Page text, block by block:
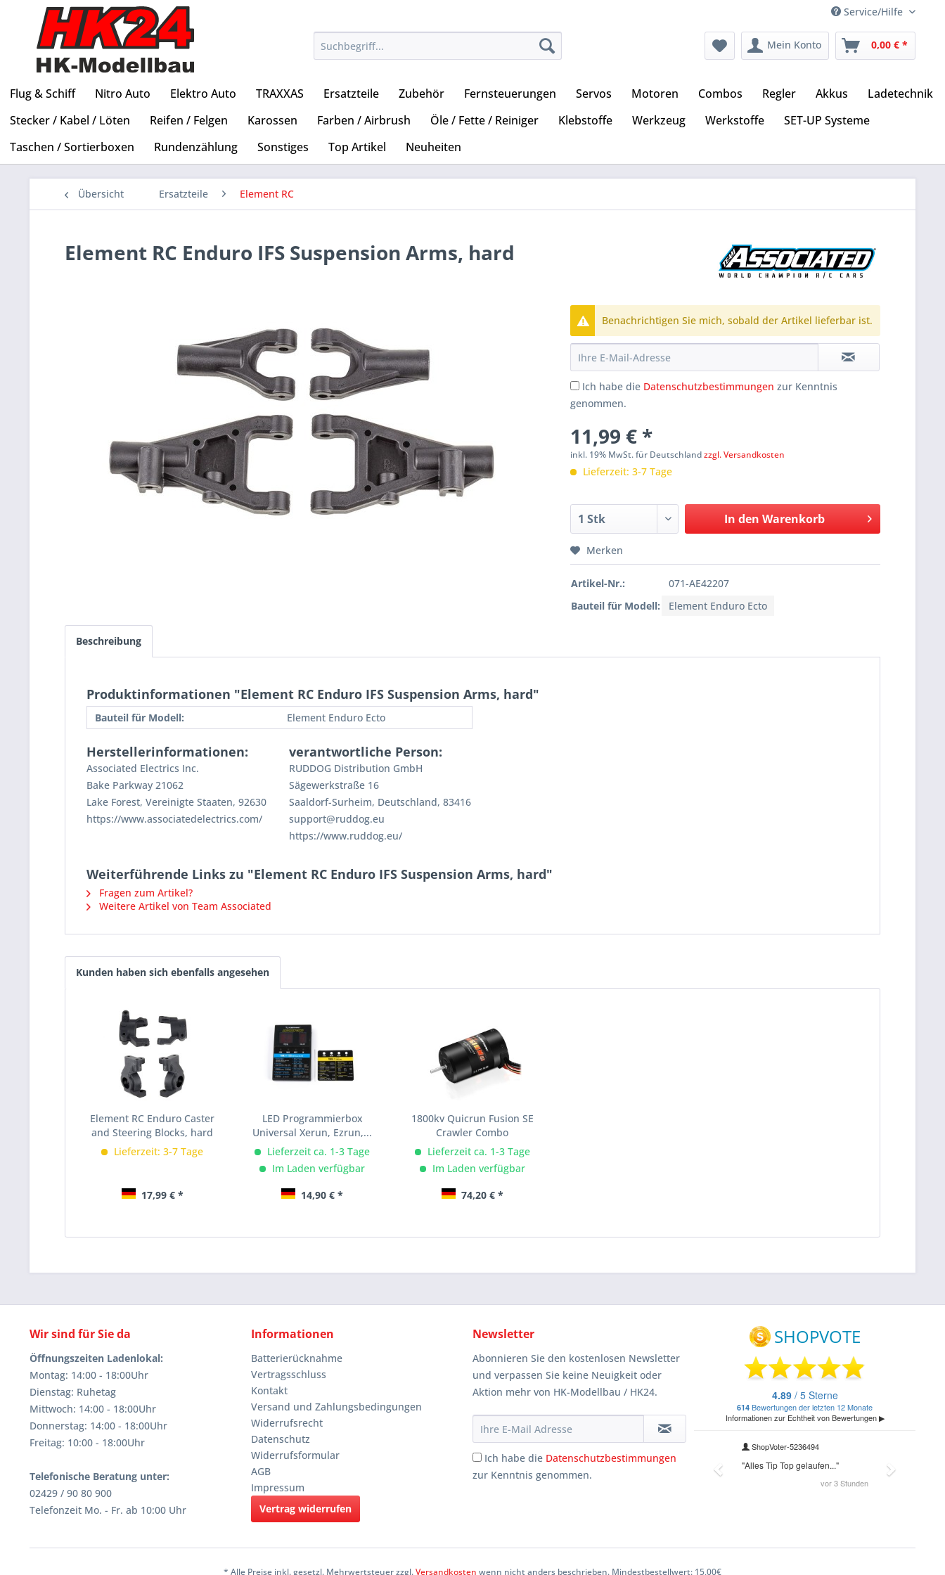
Service/Hilfe
Mein Konto 0,00 € *
Flug & Schiff Nitro Auto Elektro Auto TRAXXAS Ersatzteile Zubehör Fernsteuerungen Servos Motoren Combos Regler Akkus
Ladetechnik
Stecker / Kabel / Löten
Reifen / Felgen Karossen Farben / Airbrush Öle / Fette / Reiniger Klebstoffe Werkzeug Werkstoffe
SET-UP Systeme
Taschen / Sortierboxen
Rundenzählung Sonstiges Top Artikel Neuheiten
Übersicht Ersatzteile Element RC
Element RC Enduro IFS Suspension Arms, hard
Benachrichtigen Sie mich, sobald der Artikel lieferbar ist.
Ich habe die Datenschutzbestimmungen zur Kenntnis
genommen.
11,99 € *
inkl. 19% MwSt. für Deutschlandzzgl. Versandkosten
Lieferzeit: 3-7 Tage
In den Warenkorb
Merken
Artikel-Nr.:
071-AE42207
Bauteil für Modell:
Element Enduro Ecto
Beschreibung
Produktinformationen "Element RC Enduro IFS Suspension Arms, hard"
Bauteil für Modell: Element Enduro Ecto
Herstellerinformationen:
Associated Electrics Inc.
Bake Parkway 21062
Lake Forest, Vereinigte Staaten, 92630
https://www.associatedelectrics.com/
verantwortliche Person:
RUDDOG Distribution GmbH
Sägewerkstraße 16
Saaldorf-Surheim, Deutschland, 83416
support@ruddog.eu
https://www.ruddog.eu/
Weiterführende Links zu "Element RC Enduro IFS Suspension Arms, hard"
Fragen zum Artikel?
Weitere Artikel von Team Associated
Kunden haben sich ebenfalls angesehen
Element RC Enduro Caster
and Steering Blocks, hard
Lieferzeit: 3-7 Tage
17,99 € *
LED Programmierbox
Universal Xerun, Ezrun,...
Lieferzeit ca. 1-3 Tage
Im Laden verfügbar
14,90 € *
1800kv Quicrun Fusion SE
Crawler Combo
Lieferzeit ca. 1-3 Tage
Im Laden verfügbar
74,20 € *
Wir sind für Sie da
Öffnungszeiten Ladenlokal:
Montag: 14:00 - 18:00Uhr
Dienstag: Ruhetag
Mittwoch: 14:00 - 18:00Uhr
Donnerstag: 14:00 - 18:00Uhr
Freitag: 10:00 - 18:00Uhr
Telefonische Beratung unter:
02429 / 90 80 900
Telefonzeit Mo. - Fr. ab 10:00 Uhr
Informationen
Batterierücknahme
Vertragsschluss
Kontakt
Versand und Zahlungsbedingungen
Widerrufsrecht
Datenschutz
Widerrufsformular
AGB
Impressum
Vertrag widerrufen
Newsletter
Abonnieren Sie den kostenlosen Newsletter
und verpassen Sie keine Neuigkeit oder
Aktion mehr von HK-Modellbau / HK24.
Ich habe die Datenschutzbestimmungen
zur Kenntnis genommen.
* Alle Preise inkl. gesetzl. Mehrwertsteuer zzgl.Versandkosten wenn nicht anders beschrieben. Mindestbestellwert: 15,00€